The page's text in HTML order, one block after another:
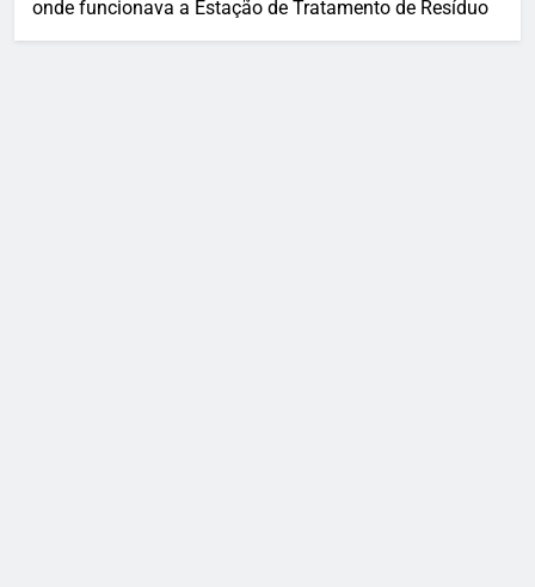
onde funcionava a Estação de Tratamento de Resíduo